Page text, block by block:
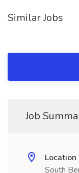
Similar Jobs
Job
Location
South